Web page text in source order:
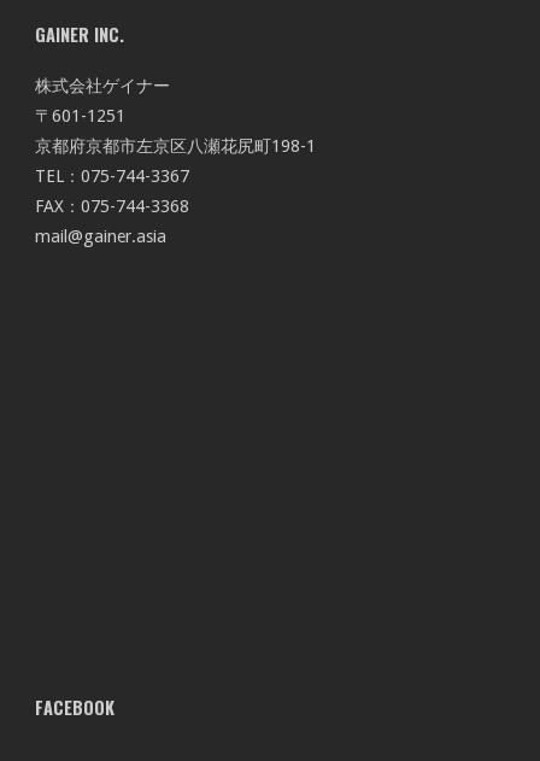
GAINER INC.
株式会社ゲイナー
〒601-1251
京都府京都市左京区八瀬花尻町198-1
TEL：075-744-3367
FAX：075-744-3368
mail@gainer.asia
FACEBOOK